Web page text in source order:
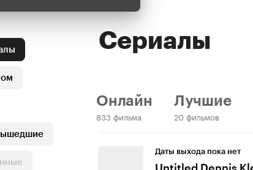
Сериалы
Онлайн
833 фильма
Лучшие
20 фильмов
Даты выхода пока нет